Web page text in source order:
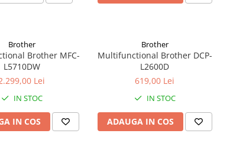
Brother
Brother MFC-
L5710DW
Lei
IN STOC
IN COS
Brother
Multifunctional Brother DCP-
L2600D
619,00 Lei
IN STOC
ADAUGA IN COS